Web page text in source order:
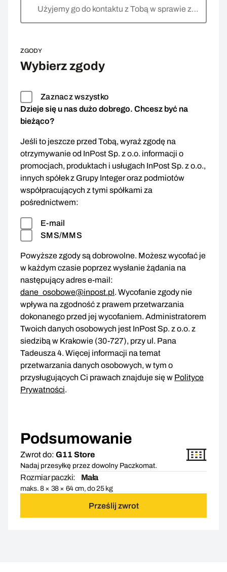
Użyjemy go do kontaktu z Tobą w sprawie zwrotu
ZGODY
Wybierz zgody
Zaznacz wszystko
Dzieje się u nas dużo dobrego. Chcesz być na
bieżąco?
Jeśli to jeszcze przed Tobą, wyraź zgodę na
otrzymywanie od InPost Sp. z o.o. informacji o
promocjach, produktach i usługach InPost Sp. z o.o.,
innych spółek z Grupy Integer oraz podmiotów
współpracujących z tymi spółkami za
pośrednictwem:
E-mail
SMS/MMS
Powyższe zgody są dobrowolne. Możesz wycofać je
w każdym czasie poprzez wysłanie żądania na
następujący adres e-mail:
dane_osobowe@inpost.pl. Wycofanie zgody nie
wpływa na zgodność z prawem przetwarzania
dokonanego przed jej wycofaniem. Administratorem
Twoich danych osobowych jest InPost Sp. z o.o. z
siedzibą w Krakowie (30-727), przy ul. Pana
Tadeusza 4. Więcej informacji na temat
przetwarzania danych osobowych, w tym o
przysługujących Ci prawach znajduje się w Polityce
Prywatności.
Podsumowanie
Zwrot do: G11 Store
Nadaj przesyłkę przez dowolny Paczkomat.
Rozmiar paczki: Mała
maks. 8 × 38 × 64 cm, do 25 kg
Prześlij zwrot